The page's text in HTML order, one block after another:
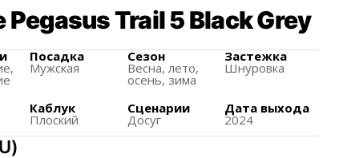
Trail 5 Black Grey
Посадка
Мужская
Сезон
Весна, лето,
осень, зима
Застежка
Шнуровка
Каблук
Плоский
Сценарии
Досуг
Дата выхода
2024
)